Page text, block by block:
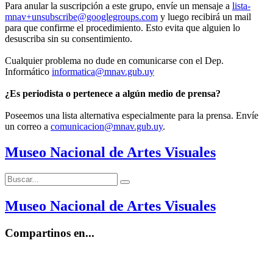
Para anular la suscripción a este grupo, envíe un mensaje a lista-
mnav+unsubscribe@googlegroups.com y luego recibirá un mail
para que confirme el procedimiento. Esto evita que alguien lo
desuscriba sin su consentimiento.
Cualquier problema no dude en comunicarse con el Dep.
Informático informatica@mnav.gub.uy
¿Es periodista o pertenece a algún medio de prensa?
Poseemos una lista alternativa especialmente para la prensa. Envíe
un correo a comunicacion@mnav.gub.uy.
Museo Nacional de Artes Visuales
Buscar:
Buscar
Museo Nacional de Artes Visuales
Compartinos en...